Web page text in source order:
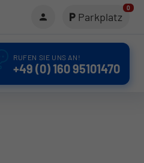
Parkplatz
0
RUFEN SIE UNS AN!
+49 (0) 160 95101470